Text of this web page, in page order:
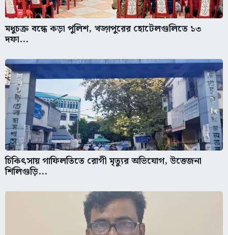
মধুচক্র বন্ধে কড়া পুলিশ, খড়্গপুরের হোটেলগুলিতে ১৩
দফা...
চিকিৎসায় গাফিলতিতে রোগী মৃত্যুর অভিযোগ, উত্তেজনা
শিলিগুড়ি...